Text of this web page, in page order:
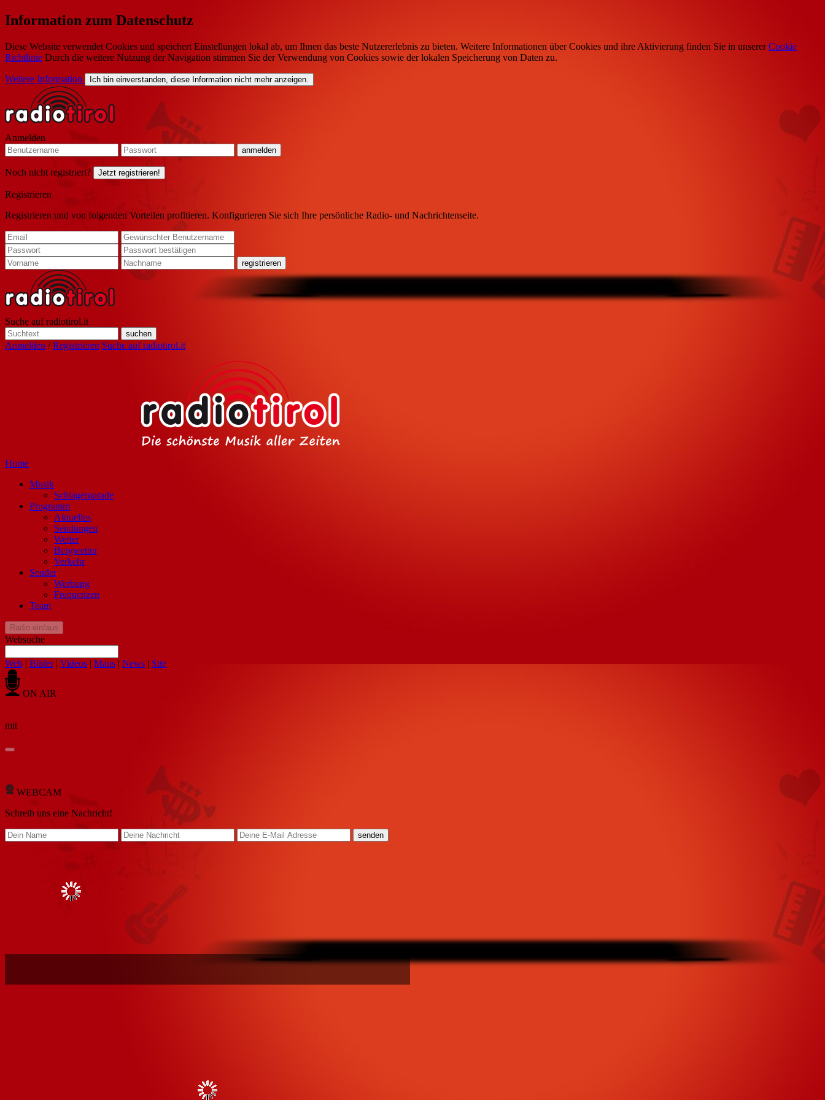
Information zum Datenschutz
Diese Website verwendet Cookies und speichert Einstellungen lokal ab, um Ihnen das beste Nutzererlebnis zu bieten. Weitere Informationen über Cookies und ihre Aktivierung finden Sie in unsererCookie
Richtlinie Durch die weitere Nutzung der Navigation stimmen Sie der Verwendung von Cookies sowie der lokalen Speicherung von Daten zu.
Weitere Information Ich bin einverstanden, diese Information nicht mehr anzeigen.
Anmelden
Noch nicht registriert? Jetzt registrieren!
Registrieren
Registrieren und von folgenden Vorteilen profitieren. Konfigurieren Sie sich Ihre persönliche Radio- und Nachrichtenseite.
Suche auf radiotirol.it
Anmelden /Registrieren Suche auf radiotirol.it
Home
Musik
Schlagerparade
Programm
Aktuelles
Sendungen
Wetter
Bergwetter
Verkehr
Sender
Werbung
Frequenzen
Team
Radio ein/aus
Websuche
Web | Bilder| Videos | Maps | News | Site
ON AIR
mit
WEBCAM
Schreib uns eine Nachricht!